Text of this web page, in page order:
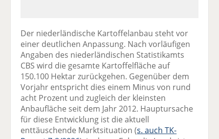
Der niederländische Kartoffelanbau steht vor
einer deutlichen Anpassung. Nach vorläufigen
Angaben des niederländischen Statistikamts
CBS wird die gesamte Kartoffelfläche auf
150.100 Hektar zurückgehen. Gegenüber dem
Vorjahr entspricht dies einem Minus von rund
acht Prozent und zugleich der kleinsten
Anbaufläche seit dem Jahr 2012. Hauptursache
für diese Entwicklung ist die aktuell
enttäuschende Marktsituation (s. auch TK-